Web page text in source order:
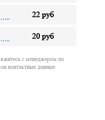
22 руб
20 руб
с менеджером по
контактные данные